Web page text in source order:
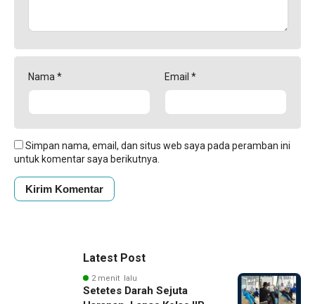
Nama * Email *
Simpan nama, email, dan situs web saya pada peramban ini
untuk komentar saya berikutnya.
Latest Post
2 menit lalu
Setetes Darah Sejuta